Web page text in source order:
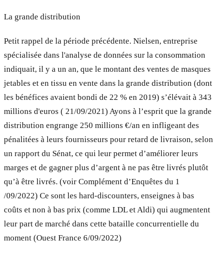
La grande distribution
Petit rappel de la période précédente. Nielsen, entreprise
spécialisée dans l'analyse de données sur la consommation
indiquait, il y a un an, que le montant des ventes de masques
jetables et en tissu en vente dans la grande distribution (dont
les bénéfices avaient bondi de 22 % en 2019) s’élévait à 343
millions d'euros ( 21/09/2021) Ayons à l’esprit que la grande
distribution engrange 250 millions €/an en infligeant des
pénalitées à leurs fournisseurs pour retard de livraison, selon
un rapport du Sénat, ce qui leur permet d’améliorer leurs
marges et de gagner plus d’argent à ne pas être livrés plutôt
qu’à être livrés. (voir Complément d’Enquêtes du 1
/09/2022) Ce sont les hard-discounters, enseignes à bas
coûts et non à bas prix (comme LDL et Aldi) qui augmentent
leur part de marché dans cette bataille concurrentielle du
moment (Ouest France 6/09/2022)